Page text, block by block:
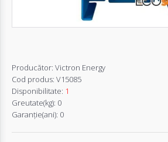
Producător: Victron Energy
Cod produs: V15085
Disponibilitate: 1
Greutate(kg): 0
Garanţie(ani): 0